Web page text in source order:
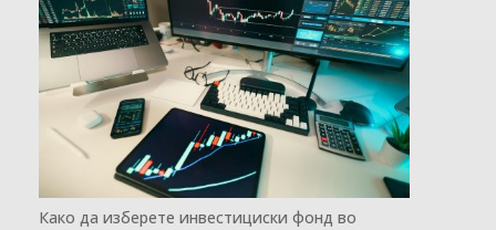
Како да изберете инвестициски фонд во